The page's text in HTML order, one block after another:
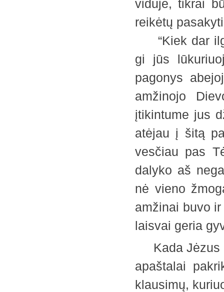
viduje, tikrai
reikėtų
“Kiek dar
gi jūs
pagonys
amžinojo
įtikintume jus
atėjau į šitą
vesčiau pas
dalyko aš
nė vieno
amžinai buvo
laisvai geria
Kada Jėzus
apaštalai
klausimų,